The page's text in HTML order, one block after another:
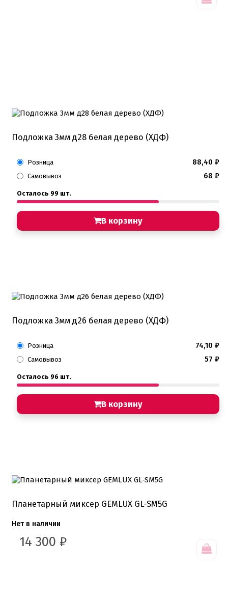
Подложка 3мм д28 белая дерево (ХДФ)
Розница 88,40 ₽
Самовывоз 68 ₽
Осталось 99 шт.
В корзину
Подложка 3мм д26 белая дерево (ХДФ)
Розница 74,10 ₽
Самовывоз 57 ₽
Осталось 96 шт.
В корзину
Планетарный миксер GEMLUX GL-SM5G
Нет в наличии
14 300 ₽